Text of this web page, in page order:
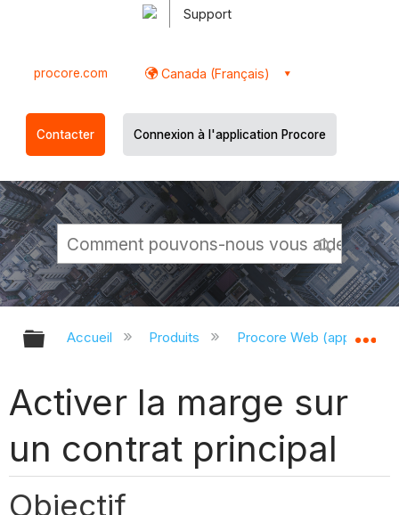
Support
procore.com Canada (Français)
Contacter Connexion à l'application Procore
Développer/réduire la hiérarchie
Accueil Produits Procore Web
Activer la marge sur
un contrat principal
Objectif